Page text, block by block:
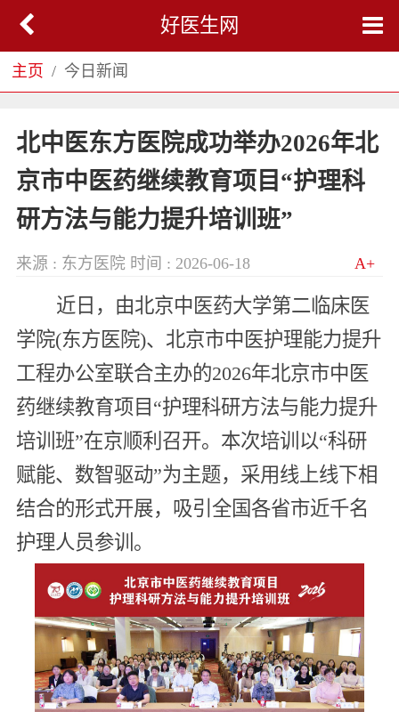
好医生网
主页 今日新闻
北中医东方医院成功举办2026年北
京市中医药继续教育项目“护理科
研方法与能力提升培训班”
来源 : 东方医院 时间 : 2026-06-18 A+
近日，由北京中医药大学第二临床医
学院(东方医院)、北京市中医护理能力提升
工程办公室联合主办的2026年北京市中医
药继续教育项目“护理科研方法与能力提升
培训班”在京顺利召开。本次培训以“科研
赋能、数智驱动”为主题，采用线上线下相
结合的形式开展，吸引全国各省市近千名
护理人员参训。